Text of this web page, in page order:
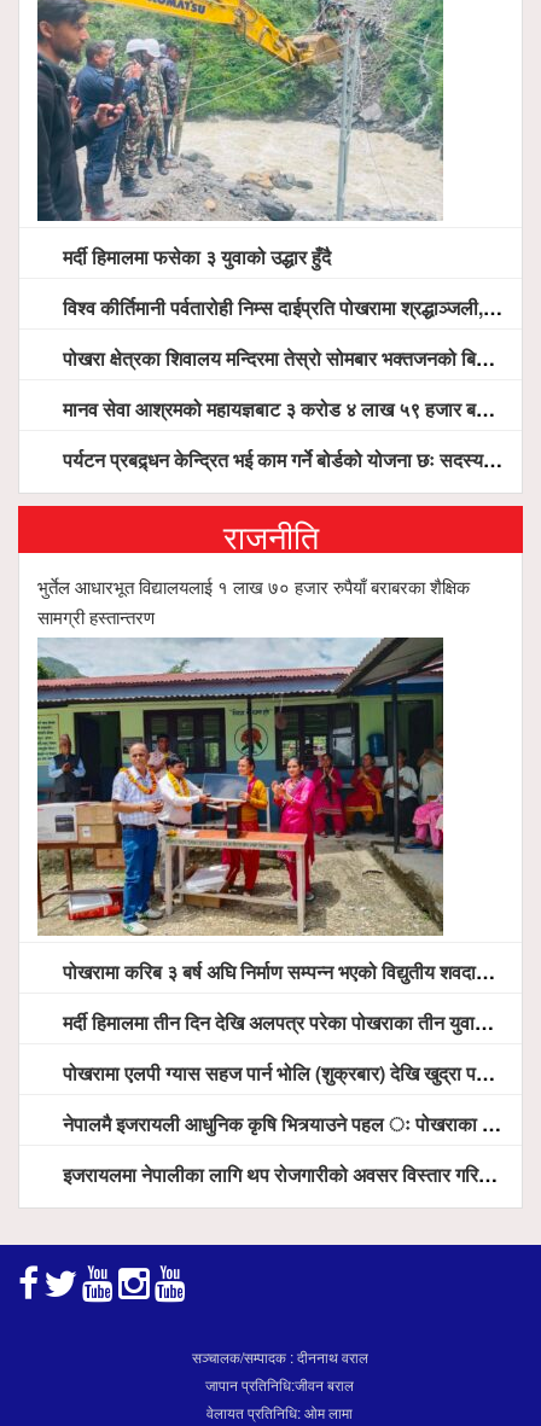
मर्दी हिमालमा फसेका ३ युवाको उद्धार हुँदै
विश्व कीर्तिमानी पर्वतारोही निम्स दाईप्रति पोखरामा श्रद्धाञ्जली, दीप प्रज्वलन गर्दै योगदानको प्रशंसा (भिडियो सहित)
पोखरा क्षेत्रका शिवालय मन्दिरमा तेस्रो सोमबार भक्तजनको बिहानैदेखि घुइँचो
मानव सेवा आश्रमको महायज्ञबाट ३ करोड ४ लाख ५९ हजार बचत, १ करोड ४४ लाख उठ्न बाँकी, विना संचार माध्यम तर प्रचार प्रसारमै भयो १९ लाख खर्च !
पर्यटन प्रबद्र्धन केन्द्रित भई काम गर्ने बोर्डको योजना छः सदस्य पोखरेल, चलिय पोखरालाई थप प्रभावकारी बनाउन होटल संघको माग
राजनीति
भुर्तेल आधारभूत विद्यालयलाई १ लाख ७० हजार रुपैयाँ बराबरका शैक्षिक
सामग्री हस्तान्तरण
पोखरामा करिब ३ बर्ष अघि निर्माण सम्पन्न भएको विद्युतीय शवदाह गृह अझै संचालनमा आउन सकेन, तत्काल संचालन गर्न स्थानियको माग
मर्दी हिमालमा तीन दिन देखि अलपत्र परेका पोखराका तीन युवाको सशस्त्र प्रहरी सहितको टोलीको साहसिक उद्धार
पोखरामा एलपी ग्यास सहज पार्न भोलि (शुक्रबार) देखि खुद्रा पसलबाटै बिक्रि वितरण हुने, स्टोर नगर्न आग्रह
नेपालमै इजरायली आधुनिक कृषि भित्र्याउने पहल ः पोखराका मेयर धनराज आचार्य र इजरायली राजदूतबीच सहकार्य विस्तारको संकेत
इजरायलमा नेपालीका लागि थप रोजगारीको अवसर विस्तार गरिने ः राजदूत बास
सञ्चालक/सम्पादक : दीननाथ वराल
जापान प्रतिनिधि:जीवन बराल
वेलायत प्रतिनिधि: ओम लामा